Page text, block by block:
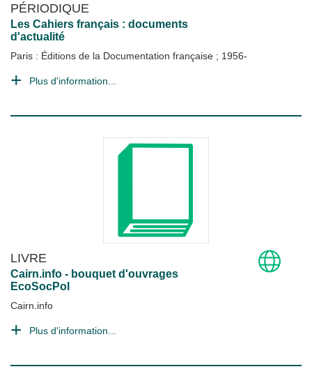
PÉRIODIQUE
Les Cahiers français : documents
d'actualité
Paris : Éditions de la Documentation française ; 1956-
Plus d'information...
LIVRE
Cairn.info - bouquet d'ouvrages
EcoSocPol
Cairn.info
Plus d'information...